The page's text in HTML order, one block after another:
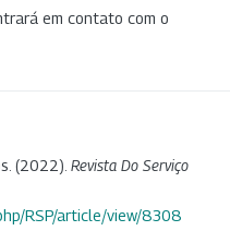
em contato com o
(2022). Revista Do Serviço
RSP/article/view/8308